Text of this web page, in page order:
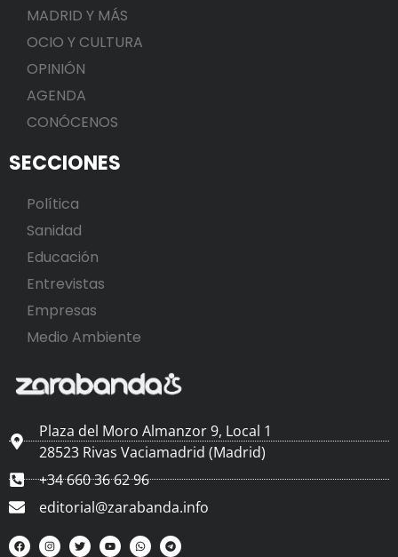
MADRID Y MÁS
OCIO Y CULTURA
OPINIÓN
AGENDA
CONÓCENOS
SECCIONES
Política
Sanidad
Educación
Entrevistas
Empresas
Medio Ambiente
Plaza del Moro Almanzor 9, Local 1
28523 Rivas Vaciamadrid (Madrid)
+34 660 36 62 96
editorial@zarabanda.info